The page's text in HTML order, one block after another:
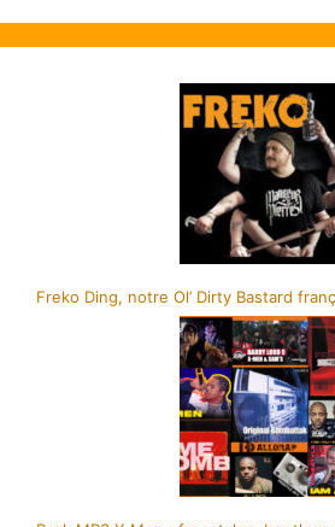
Freko Ding, notre Ol’ Dirty Bastard